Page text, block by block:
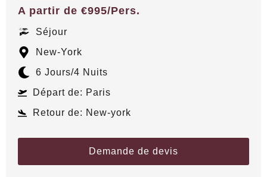
A partir de €995/Pers.
Séjour
New-York
6 Jours/4 Nuits
Départ de: Paris
Retour de: New-york
Demande de devis